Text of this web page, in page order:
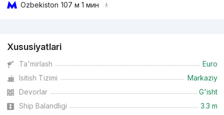
Ozbekiston 107 м 1 мин
Xususiyatlari
Ta'mirlash
Euro
Isitish Tizimi
Markaziy
Devorlar
G'isht
Ship Balandligi
3.3 m